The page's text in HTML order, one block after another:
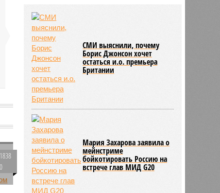
1838
0
Зеленского в Белград и назвали
его «местью Евросоюза»
СМИ выяснили, почему
Борис Джонсон хочет
остаться и.о. премьера
Британии
Мария Захарова заявила о
мейнстриме
бойкотировать Россию на
встрече глав МИД G20